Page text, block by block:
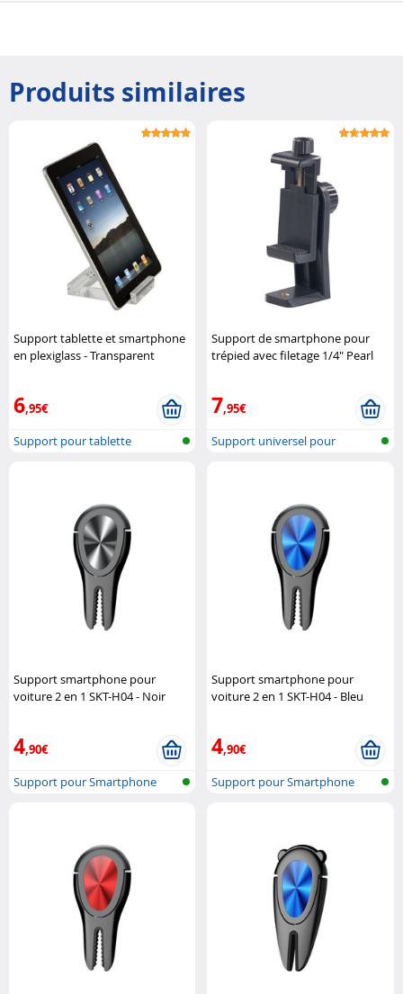
Produits similaires
Support tablette et smartphone
en plexiglass - Transparent
6,95€
Support pour tablette
Support de smartphone pour
trépied avec filetage 1/4" Pearl
7,95€
Support universel pour
Support smartphone pour
voiture 2 en 1 SKT-H04 - Noir
4,90€
Support pour Smartphone
Support smartphone pour
voiture 2 en 1 SKT-H04 - Bleu
4,90€
Support pour Smartphone